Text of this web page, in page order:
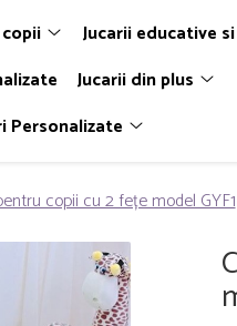
Jucarii educative
Jucarii din plus
Personalizate
copii cu 2 fețe model GYF1